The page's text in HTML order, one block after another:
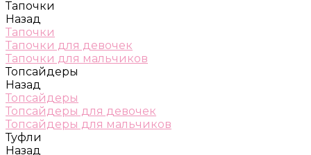
Тапочки
Назад
Тапочки
Тапочки для девочек
Тапочки для мальчиков
Топсайдеры
Назад
Топсайдеры
Топсайдеры для девочек
Топсайдеры для мальчиков
Туфли
Назад